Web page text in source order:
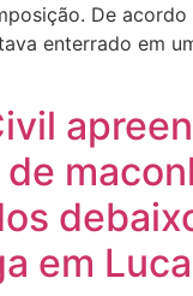
De acordo
enterrado em
em